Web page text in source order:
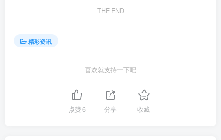
THE END
精彩资讯
喜欢就支持一下吧
点赞6 分享 收藏